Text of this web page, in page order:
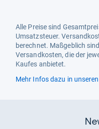
Alle Preise sind
Umsatzsteuer.
berechnet. Maßgeblich
Versandkosten, die der
Kaufes anbietet.
Mehr Infos dazu in